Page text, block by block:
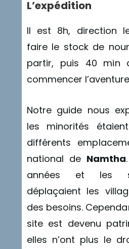
L’expédition
Il est 8h, direction
faire le stock de
partir, puis 40 min
commencer
Notre guide nous
les minorités
différents
national de Namtha
années et les
déplaçaient les
des besoins.
site est devenu
elles n’ont plus le